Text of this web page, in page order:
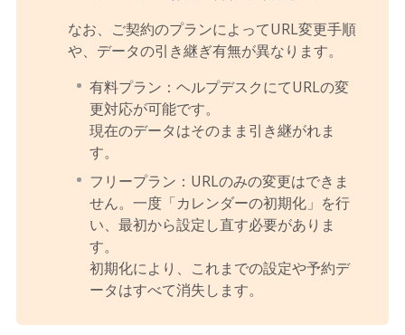
なお、ご契約のプランによってURL変更手順
や、データの引き継ぎ有無が異なります。
有料プラン：ヘルプデスクにてURLの変
更対応が可能です。
現在のデータはそのまま引き継がれま
す。
フリープラン：URLのみの変更はできま
せん。一度「カレンダーの初期化」を行
い、最初から設定し直す必要がありま
す。
初期化により、これまでの設定や予約デ
ータはすべて消失します。